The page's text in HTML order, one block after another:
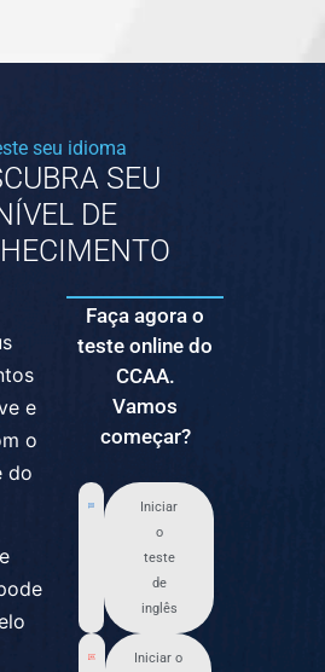
seu idioma
SEU
DE
e
o
do
Faça agora o
teste online do
CCAA.
Vamos
começar?
Iniciar
o
teste
de
inglês
Iniciar o